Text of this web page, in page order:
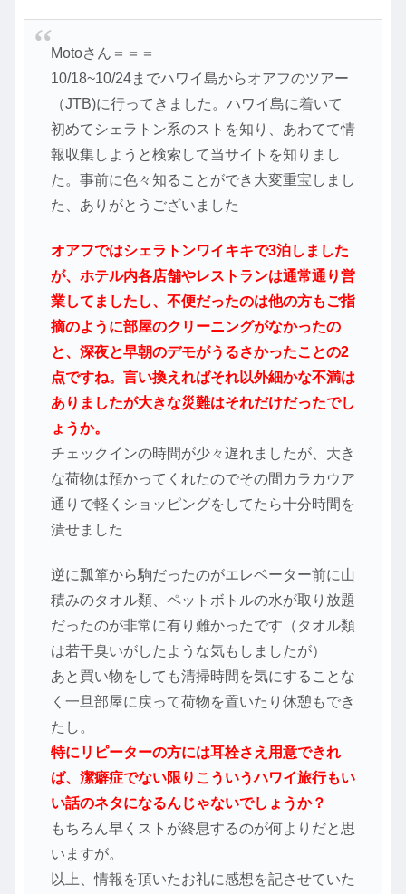
Motoさん＝＝＝
10/18~10/24までハワイ島からオアフのツアー
（JTB)に行ってきました。ハワイ島に着いて
初めてシェラトン系のストを知り、あわてて情
報収集しようと検索して当サイトを知りまし
た。事前に色々知ることができ大変重宝しまし
た、ありがとうございました
オアフではシェラトンワイキキで3泊しました
が、ホテル内各店舗やレストランは通常通り営
業してましたし、不便だったのは他の方もご指
摘のように部屋のクリーニングがなかったの
と、深夜と早朝のデモがうるさかったことの2
点ですね。言い換えればそれ以外細かな不満は
ありましたが大きな災難はそれだけだったでし
ょうか。
チェックインの時間が少々遅れましたが、大き
な荷物は預かってくれたのでその間カラカウア
通りで軽くショッピングをしてたら十分時間を
潰せました
逆に瓢箪から駒だったのがエレベーター前に山
積みのタオル類、ペットボトルの水が取り放題
だったのが非常に有り難かったです（タオル類
は若干臭いがしたような気もしましたが）
あと買い物をしても清掃時間を気にすることな
く一旦部屋に戻って荷物を置いたり休憩もでき
たし。
特にリピーターの方には耳栓さえ用意できれ
ば、潔癖症でない限りこういうハワイ旅行もい
い話のネタになるんじゃないでしょうか？
もちろん早くストが終息するのが何よりだと思
いますが。
以上、情報を頂いたお礼に感想を記させていた